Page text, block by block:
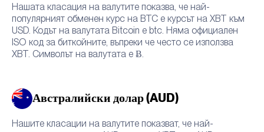
Нашата класация на валутите показва, че най-
популярният обменен курс на BTC е курсът на XBT към
USD. Кодът на валутата Bitcoin е btc. Няма официален
ISO код за биткойните, въпреки че често се използва
XBT. Символът на валутата е Ƀ.
Австралийски долар (AUD)
Нашите класации на валутите показват, че най-